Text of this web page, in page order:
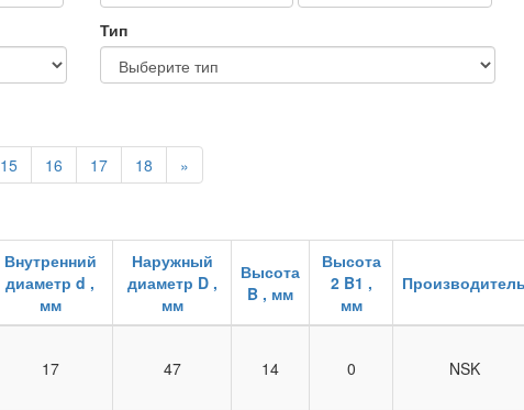
Тип
15 16 17 18 »
Внутренний
диаметр d ,
мм
Наружный
диаметр D ,
мм
Высота
B , мм
Высота
2 B1 ,
мм
Производитель
17 47 14 0 NSK